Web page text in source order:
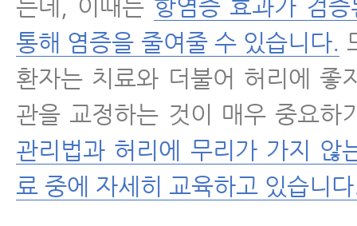
는데, 이때는 항염증 효과가 검
통해 염증을 줄여줄 수 있습니다.
환자는 치료와 더불어 허리에 좋
관을 교정하는 것이 매우 중요하
관리법과 허리에 무리가 가지 않
료 중에 자세히 교육하고 있습니